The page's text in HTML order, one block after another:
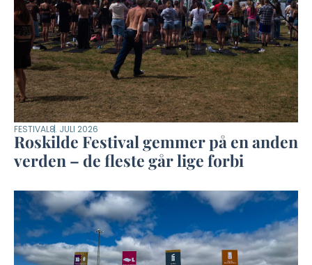
FESTIVAL8. JULI 2026
Roskilde Festival gemmer på en anden
verden – de fleste går lige forbi